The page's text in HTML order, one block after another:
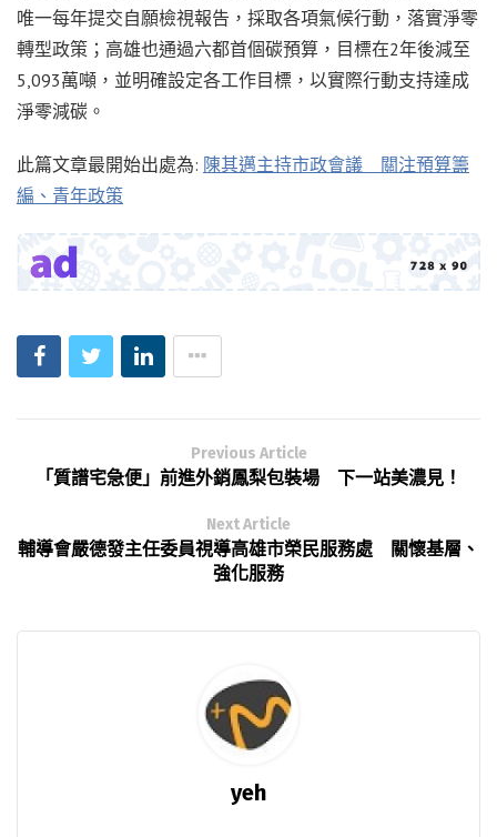
唯一每年提交自願檢視報告，採取各項氣候行動，落實淨零
轉型政策；高雄也通過六都首個碳預算，目標在2年後減至
5,093萬噸，並明確設定各工作目標，以實際行動支持達成
淨零減碳。
此篇文章最開始出處為: 陳其邁主持市政會議 關注預算籌
編、青年政策
Previous Article
「質譜宅急便」前進外銷鳳梨包裝場 下一站美濃見！
Next Article
輔導會嚴德發主任委員視導高雄市榮民服務處 關懷基層、
強化服務
yeh